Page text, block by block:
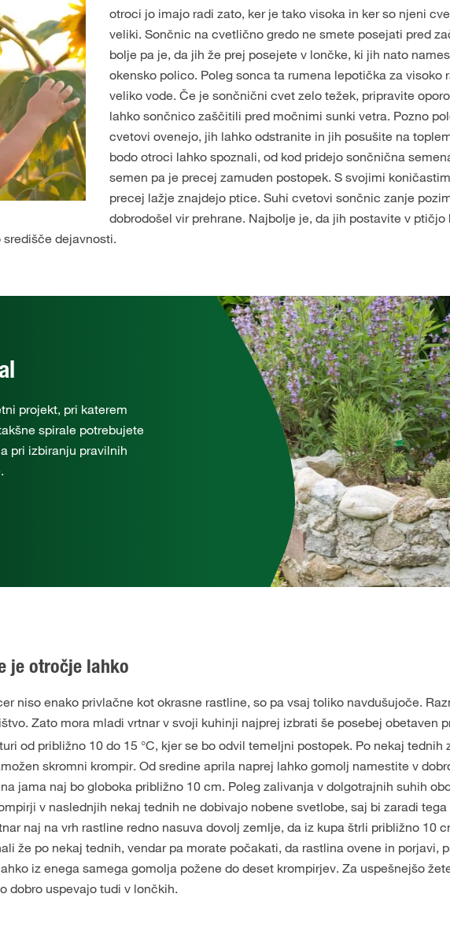
otroci jo imajo radi zato, ker je tako visoka in ker so njeni
veliki. Sončnic na cvetlično gredo ne smete posejati pred
bolje pa je, da jih že prej posejete v lončke, ki jih nato
okensko polico. Poleg sonca ta rumena lepotička za visoko
veliko vode. Če je sončnični cvet zelo težek, pripravite
lahko sončnico zaščitili pred močnimi sunki vetra. Pozno
cvetovi ovenejo, jih lahko odstranite in jih posušite na
bodo otroci lahko spoznali, od kod pridejo sončnična
semen pa je precej zamuden postopek. S svojimi
precej lažje znajdejo ptice. Suhi cvetovi sončnic zanje
dobrodošel vir prehrane. Najbolje je, da jih postavite v ptičjo
dejavnosti.
projekt, pri katerem
spirale potrebujete
pri izbiranju pravilnih
je otročje lahko
niso enako privlačne kot okrasne rastline, so pa vsaj toliko navdušujoče.
Zato mora mladi vrtnar v svoji kuhinji najprej izbrati še posebej obetaven
od približno 10 do 15 °C, kjer se bo odvil temeljni postopek. Po nekaj tednih
skromni krompir. Od sredine aprila naprej lahko gomolj namestite v
jama naj bo globoka približno 10 cm. Poleg zalivanja v dolgotrajnih suhih
v naslednjih nekaj tednih ne dobivajo nobene svetlobe, saj bi zaradi
naj na vrh rastline redno nasuva dovolj zemlje, da iz kupa štrli približno 10
že po nekaj tednih, vendar pa morate počakati, da rastlina ovene in porjavi,
iz enega samega gomolja požene do deset krompirjev. Za uspešnejšo
dobro uspevajo tudi v lončkih.